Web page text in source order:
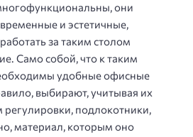
они
и эстетичные,
за таким столом
Само собой, что к таким
удобные офисные
выбирают, учитывая их
регулировки, подлокотники,
материал, которым оно